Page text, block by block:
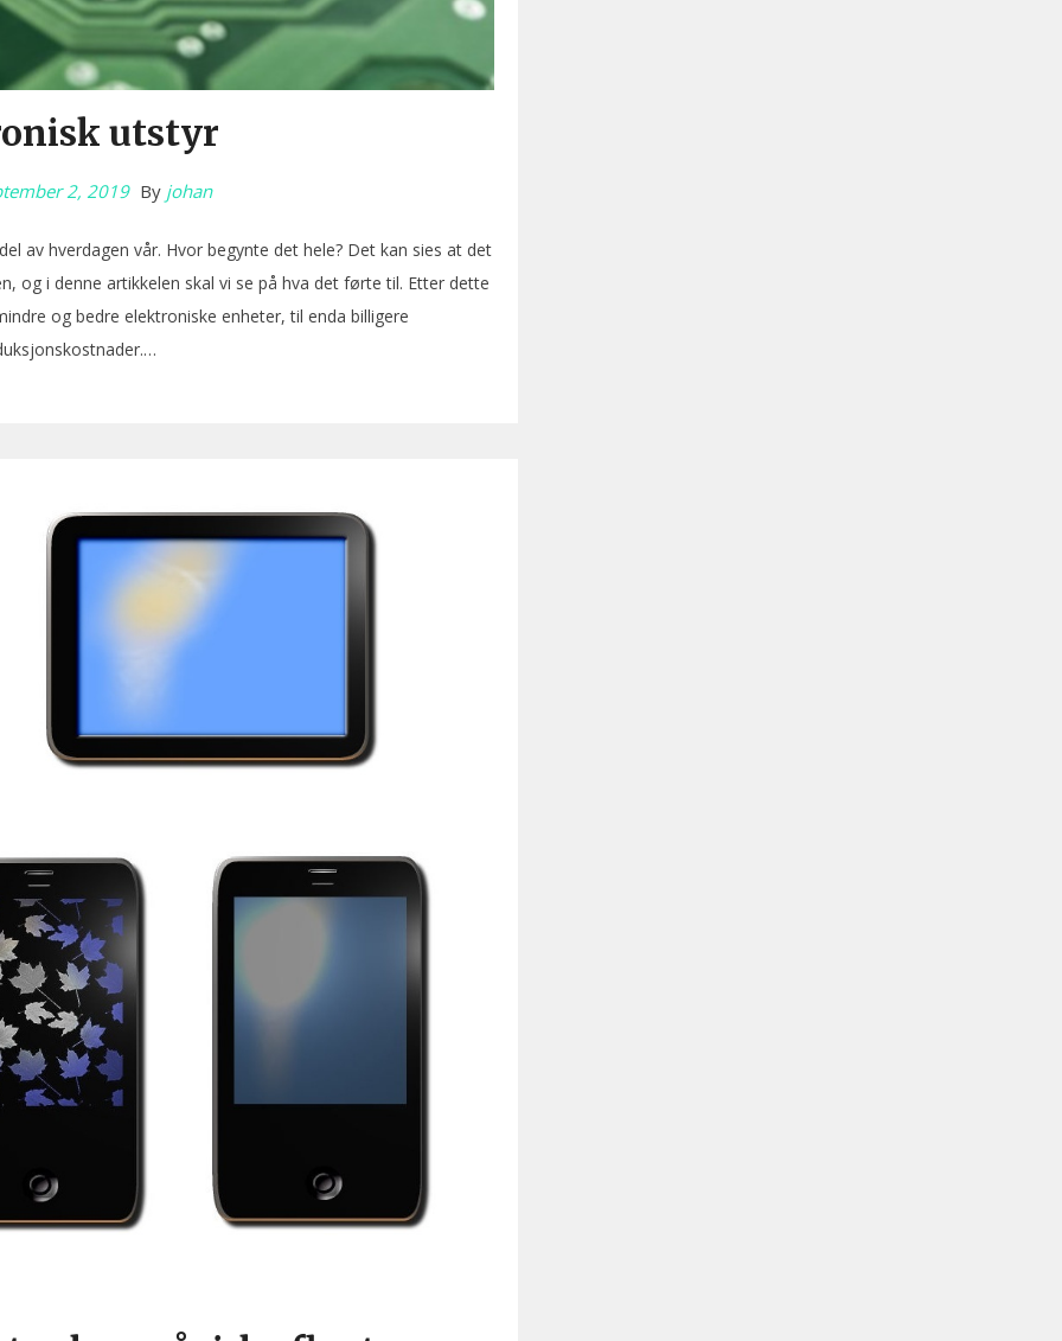
utstyr
2, 2019 By johan
av hverdagen vår. Hvor begynte det hele? Det kan sies at det
og i denne artikkelen skal vi se på hva det førte til. Etter dette
og bedre elektroniske enheter, til enda billigere